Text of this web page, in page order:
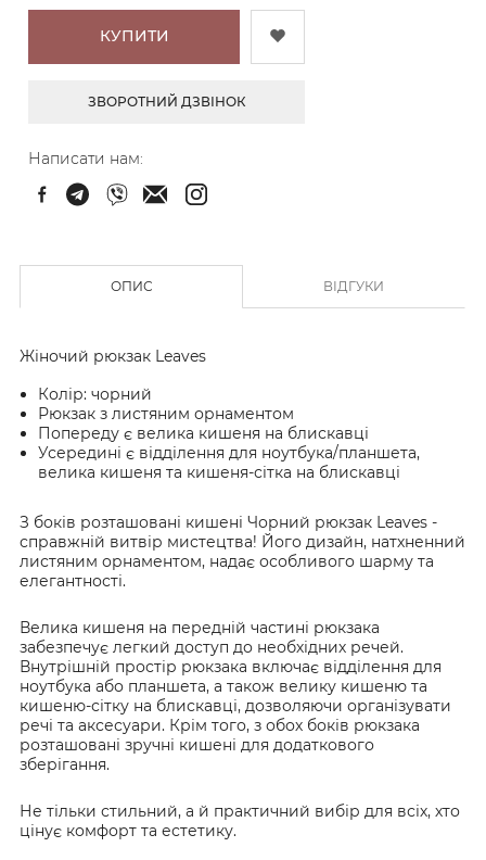
КУПИТИ
ЗВОРОТНИЙ ДЗВІНОК
Написати нам:
ОПИС ВІДГУКИ
Жіночий рюкзак Leaves
Колір: чорний
Рюкзак з листяним орнаментом
Попереду є велика кишеня на блискавці
Усередині є відділення для ноутбука/планшета,
велика кишеня та кишеня-сітка на блискавці
З боків розташовані кишені Чорний рюкзак Leaves -
справжній витвір мистецтва! Його дизайн, натхненний
листяним орнаментом, надає особливого шарму та
елегантності.
Велика кишеня на передній частині рюкзака
забезпечує легкий доступ до необхідних речей.
Внутрішній простір рюкзака включає відділення для
ноутбука або планшета, а також велику кишеню та
кишеню-сітку на блискавці, дозволяючи організувати
речі та аксесуари. Крім того, з обох боків рюкзака
розташовані зручні кишені для додаткового
зберігання.
Не тільки стильний, а й практичний вибір для всіх, хто
цінує комфорт та естетику.